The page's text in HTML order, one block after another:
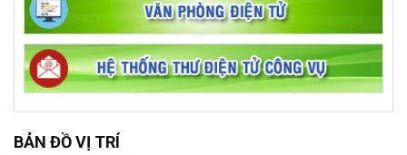
BẢN ĐỒ VỊ TRÍ